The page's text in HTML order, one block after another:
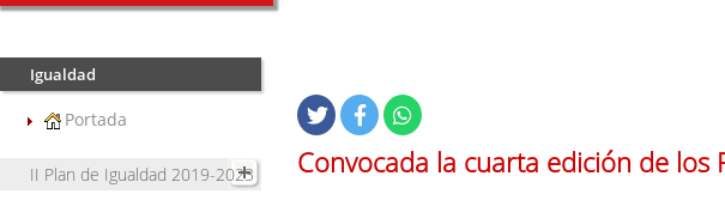
Igualdad
Portada
II Plan de Igualdad 2019-2023 Convocada la cuarta edición de